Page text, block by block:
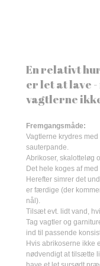
En relativt
er let at lave
vagtlerne
Fremgangsmåde:
Vagtlerne krydres
sauterpande.
Abrikoser, skalotteløg
Det hele koges af
Herefter simrer det
er færdige (der
nål).
Tilsæt evt. lidt vand,
Tag vagtler og
ind til passende
Hvis abrikoserne ikke
nødvendigt at tilsætte